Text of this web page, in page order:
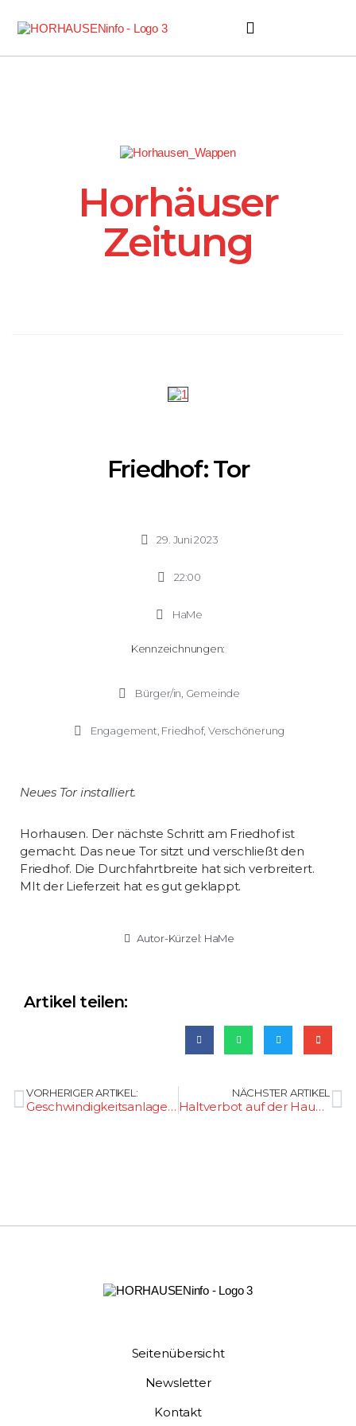
Horhäuser
Zeitung
Friedhof: Tor
29. Juni 2023
22:00
HaMe
Kennzeichnungen:
Bürger/in Gemeinde
Engagement Friedhof, Verschönerung
Neues Tor installiert.
Horhausen. Der nächste Schritt am Friedhof ist
gemacht. Das neue Tor sitzt und verschließt den
Friedhof. Die Durchfahrtbreite hat sich verbreitert.
MIt der Lieferzeit hat es gut geklappt.
Autor-Kürzel: HaMe
Artikel teilen:
VORHERIGER ARTIKEL:
Geschwindigkeitsanlage versetzt
NÄCHSTER ARTIKEL
Haltverbot auf der Hauptstraße
Seitenübersicht
Newsletter
Kontakt